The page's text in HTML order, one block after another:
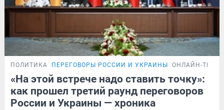
ПОЛИТИКА ПЕРЕГОВОРЫ РОССИИ И УКРАИНЫ ОНЛАЙН-
«На этой встрече надо ставить точку»:
как прошел третий раунд переговоров
России и Украины — хроника